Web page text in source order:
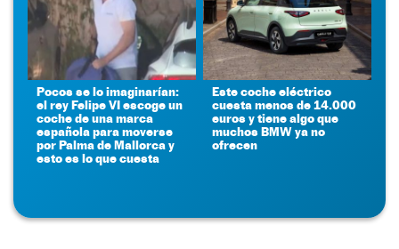
Pocos se lo imaginarían:
el rey Felipe VI escoge un
coche de una marca
española para moverse
por Palma de Mallorca y
esto es lo que cuesta
Este coche eléctrico
cuesta menos de 14.000
euros y tiene algo que
muchos BMW ya no
ofrecen